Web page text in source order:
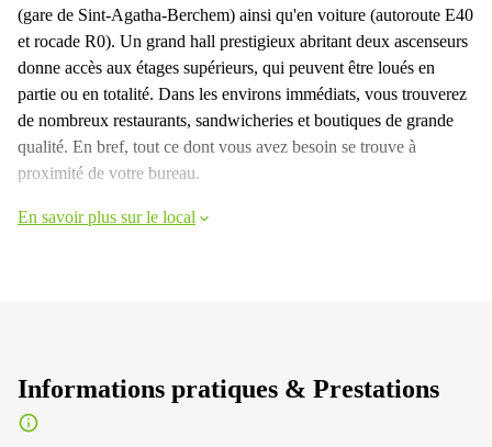
(gare de Sint-Agatha-Berchem) ainsi qu'en voiture (autoroute E40
et rocade R0). Un grand hall prestigieux abritant deux ascenseurs
donne accès aux étages supérieurs, qui peuvent être loués en
partie ou en totalité. Dans les environs immédiats, vous trouverez
de nombreux restaurants, sandwicheries et boutiques de grande
qualité. En bref, tout ce dont vous avez besoin se trouve à
proximité de votre bureau.
En savoir plus sur le local
Informations pratiques & Prestations